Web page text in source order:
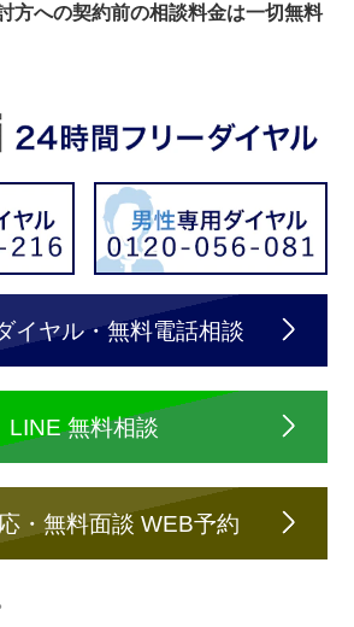
方への契約前の相談料金は一切無料
イヤル・無料電話相談
LINE 無料相談
・無料面談 WEB予約